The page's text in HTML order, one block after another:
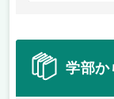
学部か